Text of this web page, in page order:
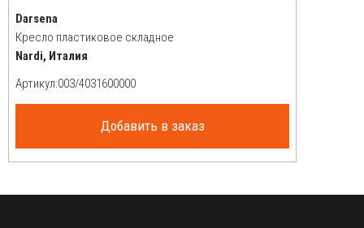
Darsena
Кресло пластиковое складное
Nardi, Италия
Артикул:
Добавить в заказ